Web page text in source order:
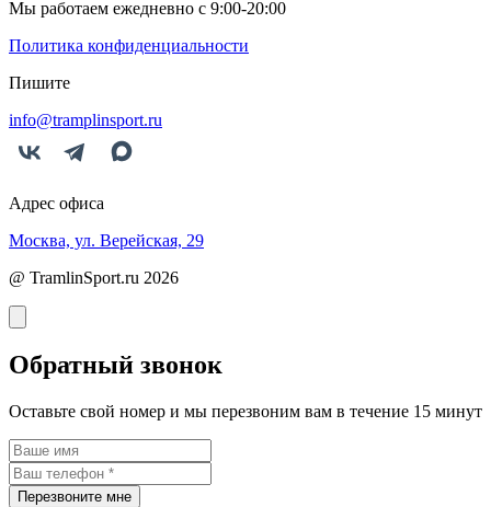
Мы работаем ежедневно с 9:00-20:00
Политика конфиденциальности
Пишите
info@tramplinsport.ru
Адрес офиса
Москва, ул. Верейская, 29
@ TramlinSport.ru 2026
Обратный звонок
Оставьте свой номер и мы перезвоним вам в течение 15 минут
Перезвоните мне